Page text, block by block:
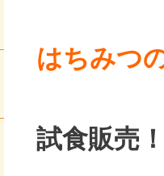
はちみつ
試食販